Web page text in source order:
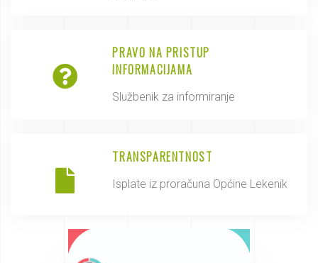
PRAVO NA PRISTUP
INFORMACIJAMA
Službenik za informiranje
TRANSPARENTNOST
Isplate iz proračuna Općine Lekenik